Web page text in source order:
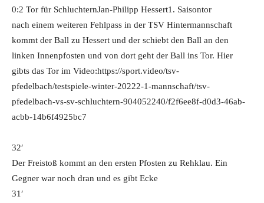
0:2 Tor für SchluchternJan-Philipp Hessert1. Saisontor
nach einem weiteren Fehlpass in der TSV Hintermannschaft
kommt der Ball zu Hessert und der schiebt den Ball an den
linken Innenpfosten und von dort geht der Ball ins Tor. Hier
gibts das Tor im Video:https://sport.video/tsv-
pfedelbach/testspiele-winter-20222-1-mannschaft/tsv-
pfedelbach-vs-sv-schluchtern-904052240/f2f6ee8f-d0d3-46ab-
acbb-14b6f4925bc7
32′
Der Freistoß kommt an den ersten Pfosten zu Rehklau. Ein
Gegner war noch dran und es gibt Ecke
31′